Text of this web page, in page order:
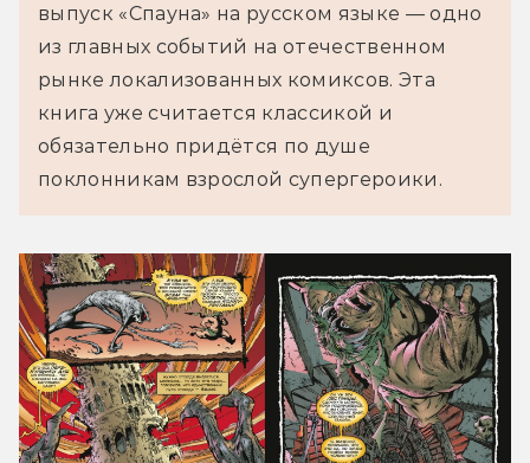
выпуск «Спауна» на русском языке — одно
из главных событий на отечественном
рынке локализованных комиксов. Эта
книга уже считается классикой и
обязательно придётся по душе
поклонникам взрослой супергероики.